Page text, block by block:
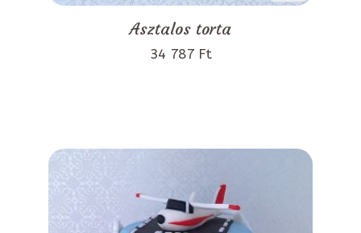
Asztalos torta
34 787 Ft